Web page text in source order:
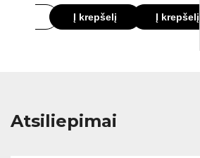
Į krepšelį Į krepšelį
Atsiliepimai